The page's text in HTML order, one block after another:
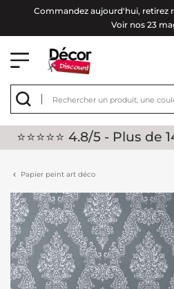
Commandez aujourd'hui, retirez
Voir nos 23
⭐⭐⭐⭐⭐ 4.8/5 - Plus
Papier peint art déco